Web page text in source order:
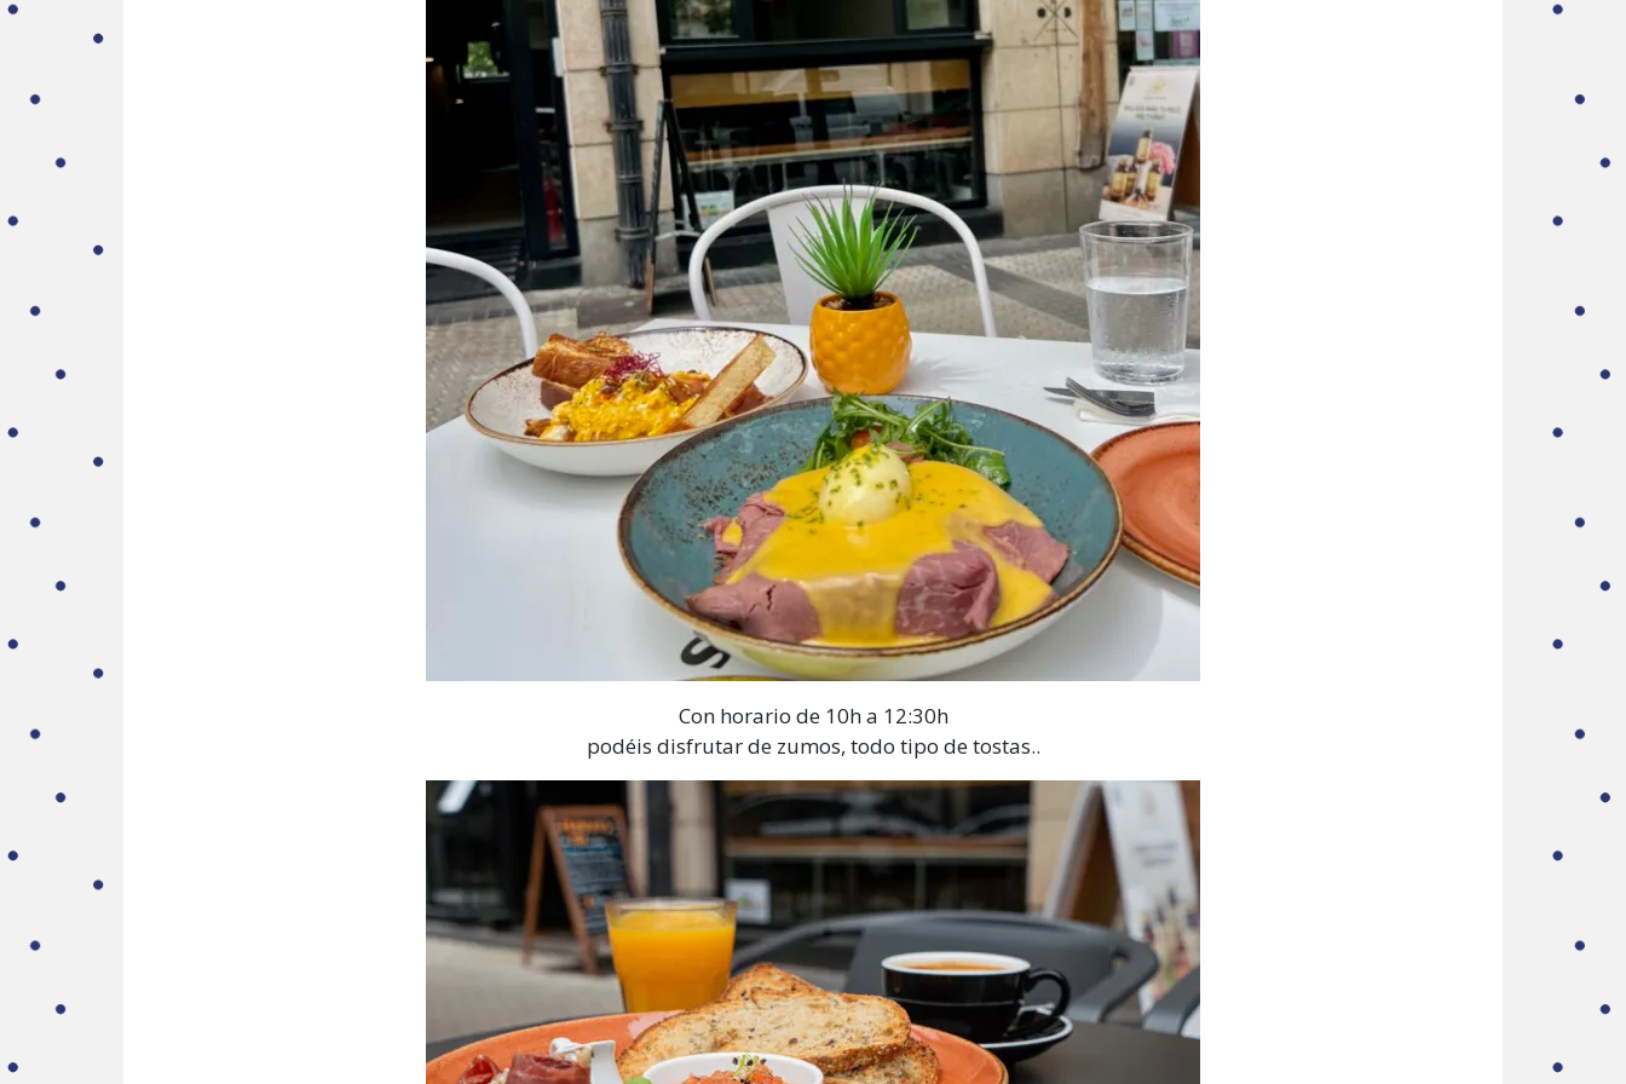
Con horario de 10h a 12:30h
podéis disfrutar de zumos, todo tipo de tostas..